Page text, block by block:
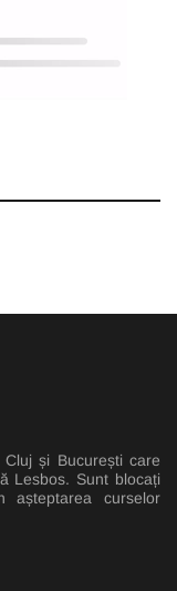
și București care
Lesbos. Sunt blocați
curselor